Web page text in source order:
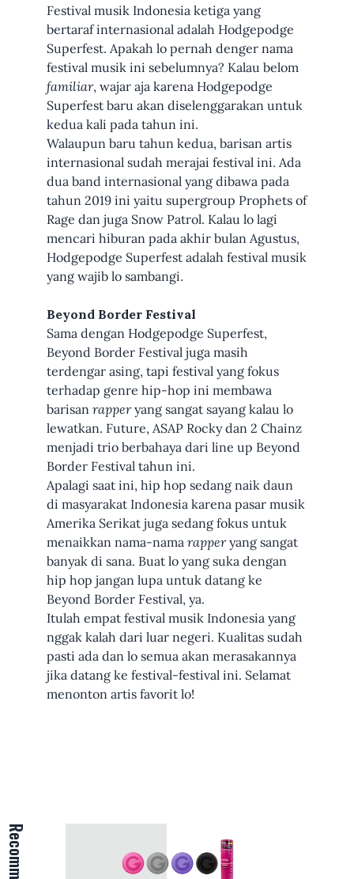
Festival musik Indonesia ketiga yang
bertaraf internasional adalah Hodgepodge
Superfest. Apakah lo pernah denger nama
festival musik ini sebelumnya? Kalau belom
familiar, wajar aja karena Hodgepodge
Superfest baru akan diselenggarakan untuk
kedua kali pada tahun ini.
Walaupun baru tahun kedua, barisan artis
internasional sudah merajai festival ini. Ada
dua band internasional yang dibawa pada
tahun 2019 ini yaitu supergroup Prophets of
Rage dan juga Snow Patrol. Kalau lo lagi
mencari hiburan pada akhir bulan Agustus,
Hodgepodge Superfest adalah festival musik
yang wajib lo sambangi.
Beyond Border Festival
Sama dengan Hodgepodge Superfest,
Beyond Border Festival juga masih
terdengar asing, tapi festival yang fokus
terhadap genre hip-hop ini membawa
barisan rapperyang sangat sayang kalau lo
lewatkan. Future, ASAP Rocky dan 2 Chainz
menjadi trio berbahaya dari line up Beyond
Border Festival tahun ini.
Apalagi saat ini, hip hop sedang naik daun
di masyarakat Indonesia karena pasar musik
Amerika Serikat juga sedang fokus untuk
menaikkan nama-nama rapperyang sangat
banyak di sana. Buat lo yang suka dengan
hip hop jangan lupa untuk datang ke
Beyond Border Festival, ya.
Itulah empat festival musik Indonesia yang
nggak kalah dari luar negeri. Kualitas sudah
pasti ada dan lo semua akan merasakannya
jika datang ke festival-festival ini. Selamat
menonton artis favorit lo!